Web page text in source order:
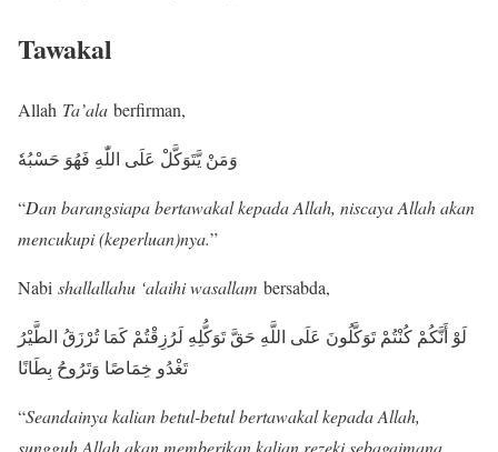
Tawakal
Allah Ta’ala berfirman,
وَمَنْ يَّتَوَكَّلْ عَلَى اللّٰهِ فَهُوَ حَسْبُهٗ
“Dan barangsiapa bertawakal kepada Allah, niscaya Allah akan
mencukupi (keperluan)nya.”
Nabi shallallahu ‘alaihi wasallam bersabda,
لَوْ أَنَّكُمْ كُنْتُمْ تَوَكَّلُونَ عَلَى اللَّهِ حَقَّ تَوَكُّلِهِ لَرُزِقْتُمْ كَمَا تُرْزَقُ الطَّيْرُ
تَغْدُو خِمَاصًا وَتَرُوحُ بِطَانًا
“Seandainya kalian betul-betul bertawakal kepada Allah,
sungguh Allah akan memberikan kalian rezeki sebagaimana